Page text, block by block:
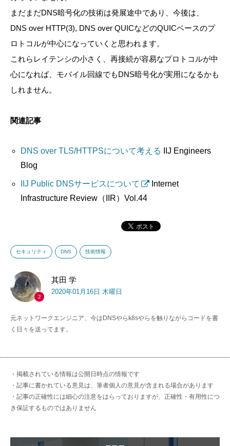
まだまだDNS暗号化の技術は発展途中であり、今後は、
DNS over HTTP(3), DNS over QUICなどのQUICベースのプ
ロトコルが中心になっていくと思われます。
これらレイテンシの小さく、再接続が容易なプロトコルが中
心になれば、モバイル回線でもDNS暗号化が実用になるかも
しれません。
関連記事
DNS over TLS/HTTPSについて考える
IIJ Engineers
Blog
IIJ Public DNSサービスについて
Internet
Infrastructure Review（IIR）Vol.44
セキュリティ DNS 技術情報
2
其田 学
2020年01月16日 木曜日
元ネットワークエンジニア、今はDNSやらk8sやらを触りながらコードを書
く日々を送ってます。
・掲載されている情報は公開日時点の情報です
・記事に書かれている意見は、筆者個人の意見が含まれる場合があります
・記事の正確性には細心の注意をはらっておりますが、正確性・有用性につ
き保証するものではありません